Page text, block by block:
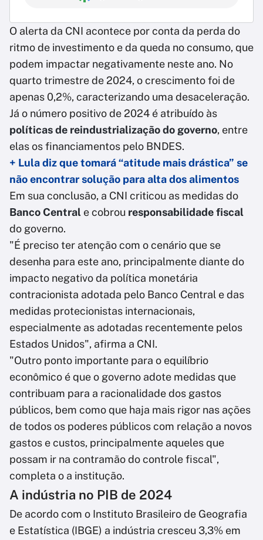
O alerta da CNI acontece por conta da perda do
ritmo de investimento e da queda no consumo, que
podem impactar negativamente neste ano. No
quarto trimestre de 2024, o crescimento foi de
apenas 0,2%, caracterizando uma desaceleração.
Já o número positivo de 2024 é atribuído às
políticas de reindustrialização do governo, entre
elas os financiamentos pelo BNDES.
+ Lula diz que tomará “atitude mais drástica” se
não encontrar solução para alta dos alimentos
Em sua conclusão, a CNI criticou as medidas do
Banco Central e cobrou responsabilidade fiscal
do governo.
"É preciso ter atenção com o cenário que se
desenha para este ano, principalmente diante do
impacto negativo da política monetária
contracionista adotada pelo Banco Central e das
medidas protecionistas internacionais,
especialmente as adotadas recentemente pelos
Estados Unidos", afirma a CNI.
"Outro ponto importante para o equilíbrio
econômico é que o governo adote medidas que
contribuam para a racionalidade dos gastos
públicos, bem como que haja mais rigor nas ações
de todos os poderes públicos com relação a novos
gastos e custos, principalmente aqueles que
possam ir na contramão do controle fiscal",
completa o a institução.
A indústria no PIB de 2024
De acordo com o Instituto Brasileiro de Geografia
e Estatística (IBGE) a indústria cresceu 3,3% em